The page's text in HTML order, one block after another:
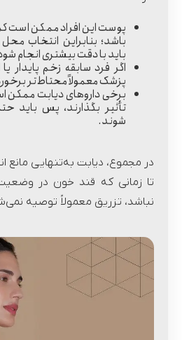
پوست این افراد ممکن
باشد؛ بنابراین انتخاب
باید با دقت بیشتری انجام
اگر فرد سابقه زخم پایدار
پزشک معمولاً محتاط‌تر
برخی داروهای دیابت ممکن
تأثیر بگذارند، پس باید
شوند.
در مجموع، دیابت به‌تنهایی مانع
تا زمانی که قند خون در
نباشد، تزریق معمولاً توصیه